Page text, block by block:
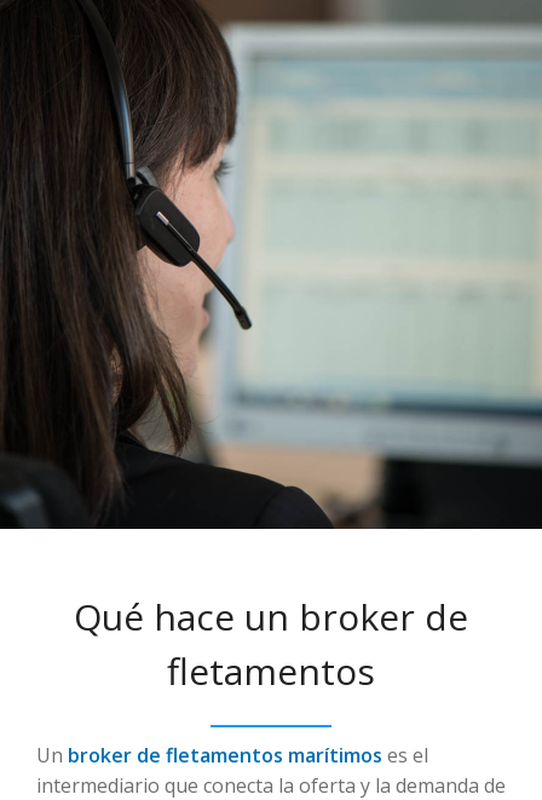
Qué hace un broker de
fletamentos
Un broker de fletamentos marítimos es el
intermediario que conecta la oferta y la demanda de